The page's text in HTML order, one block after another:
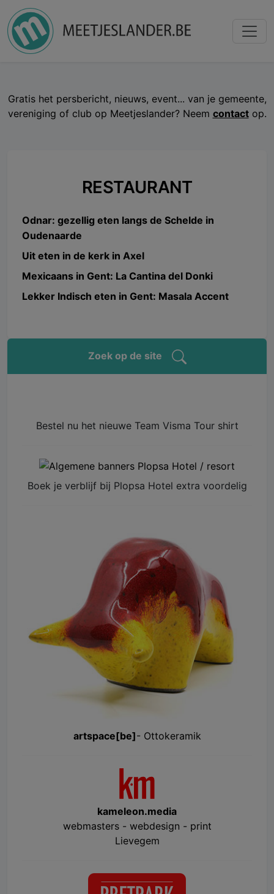
Gratis het persbericht, nieuws, event... van je gemeente,
vereniging of club op Meetjeslander? Neem contactop.
RESTAURANT
Odnar: gezellig eten langs de Schelde in
Oudenaarde
Uit eten in de kerk in Axel
Mexicaans in Gent: La Cantina del Donki
Lekker Indisch eten in Gent: Masala Accent
Zoek op de site
Bestel nu het nieuwe Team Visma Tour shirt
Boek je verblijf bij Plopsa Hotel extra voordelig
artspace[be]- Ottokeramik
kameleon.media
webmasters - webdesign - print
Lievegem